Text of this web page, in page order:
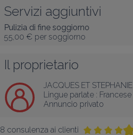
Servizi aggiuntivi
Pulizia di fine soggiorno
55,00 € per soggiorno
Il proprietario
JACQUES ET STEPHANIE
Lingue parlate : Francese
Annuncio privato
8 consulenza ai clienti